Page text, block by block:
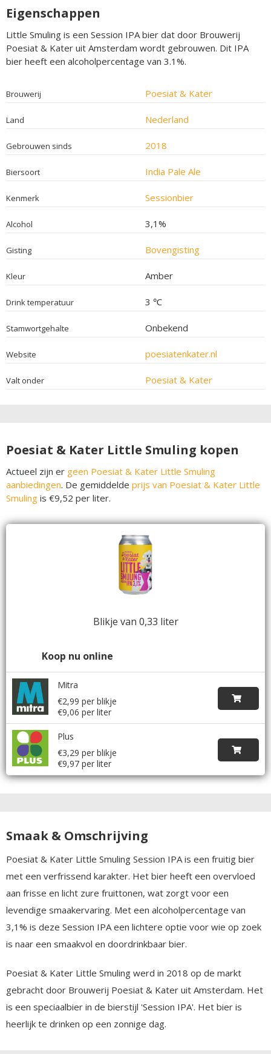
Eigenschappen
Little Smuling is een Session IPA bier dat door Brouwerij
Poesiat & Kater uit Amsterdam wordt gebrouwen. Dit IPA
bier heeft een alcoholpercentage van 3.1%.
Brouwerij Poesiat & Kater
Land Nederland
Gebrouwen sinds 2018
Biersoort India Pale Ale
Kenmerk Sessionbier
Alcohol 3,1%
Gisting Bovengisting
Kleur Amber
Drink temperatuur 3 ℃
Stamwortgehalte Onbekend
Website poesiatenkater.nl
Valt onder Poesiat & Kater
Poesiat & Kater Little Smuling kopen
Actueel zijn er geen Poesiat & Kater Little Smuling
aanbiedingen. De gemiddelde prijs van Poesiat & Kater Little
Smuling is €9,52 per liter.
Blikje van 0,33 liter
Koop nu online
Mitra
€2,99 per blikje
€9,06 per liter
Plus
€3,29 per blikje
€9,97 per liter
Smaak & Omschrijving
Poesiat & Kater Little Smuling Session IPA is een fruitig bier
met een verfrissend karakter. Het bier heeft een overvloed
aan frisse en licht zure fruittonen, wat zorgt voor een
levendige smaakervaring. Met een alcoholpercentage van
3,1% is deze Session IPA een lichtere optie voor wie op zoek
is naar een smaakvol en doordrinkbaar bier.
Poesiat & Kater Little Smuling werd in 2018 op de markt
gebracht door Brouwerij Poesiat & Kater uit Amsterdam. Het
is een speciaalbier in de bierstijl 'Session IPA'. Het bier is
heerlijk te drinken op een zonnige dag.